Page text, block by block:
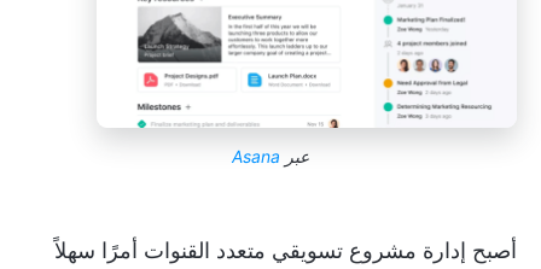
عبر Asana
أصبح إدارة مشروع تسويقي متعدد القنوات أمرًا سهلاً